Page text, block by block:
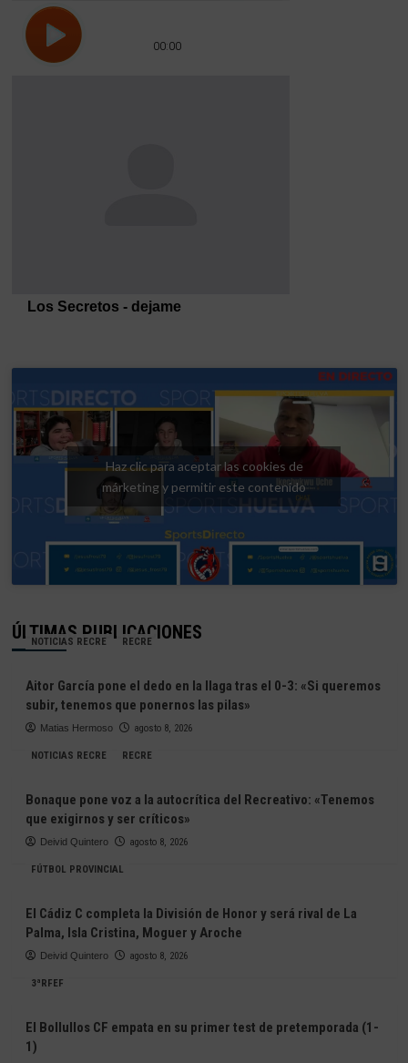
Haz clic para aceptar las cookies de
márketing y permitir este contenido
ÚLTIMAS PUBLICACIONES
NOTICIAS RECRE RECRE
Aitor García pone el dedo en la llaga tras el 0-3: «Si queremos
subir, tenemos que ponernos las pilas»
Matias Hermoso agosto 8, 2026
NOTICIAS RECRE RECRE
Bonaque pone voz a la autocrítica del Recreativo: «Tenemos
que exigirnos y ser críticos»
Deivid Quintero agosto 8, 2026
FÚTBOL PROVINCIAL
El Cádiz C completa la División de Honor y será rival de La
Palma, Isla Cristina, Moguer y Aroche
Deivid Quintero agosto 8, 2026
3ªRFEF
El Bollullos CF empata en su primer test de pretemporada (1-
1)